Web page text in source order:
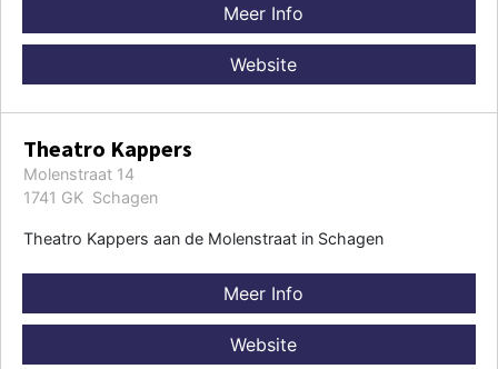
Meer Info
Website
Theatro Kappers
Molenstraat 14
1741 GK Schagen
Theatro Kappers aan de Molenstraat in Schagen
Meer Info
Website